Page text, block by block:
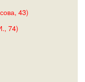
43)
74)